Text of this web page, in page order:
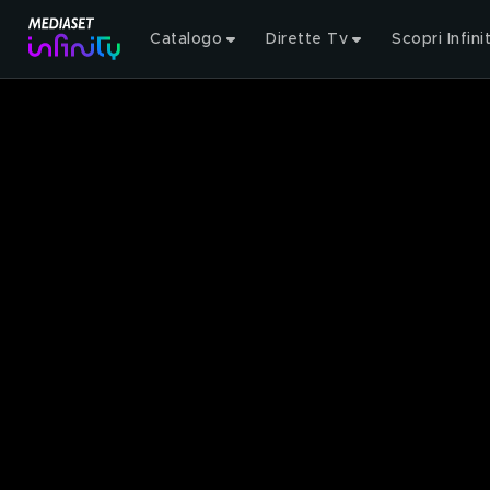
Catalogo Dirette Tv Scopri